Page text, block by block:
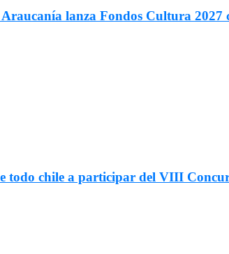
lanza Fondos Cultura
todo chile a participar del VIII